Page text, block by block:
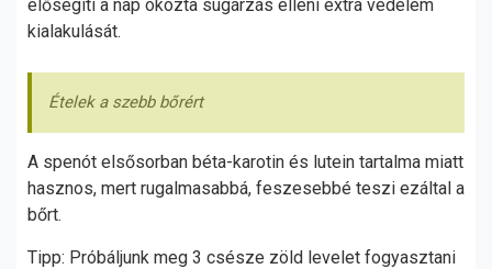
elősegíti a nap okozta sugárzás elleni extra védelem
kialakulását.
Ételek a szebb bőrért
A spenót elsősorban béta-karotin és lutein tartalma miatt
hasznos, mert rugalmasabbá, feszesebbé teszi ezáltal a
bőrt.
Tipp: Próbáljunk meg 3 csésze zöld levelet fogyasztani